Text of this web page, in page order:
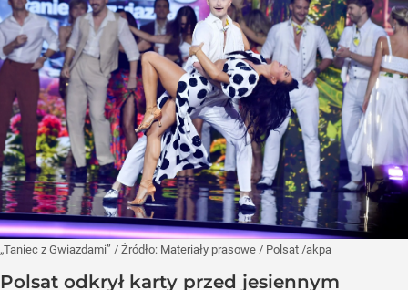
„Taniec z Gwiazdami” / Źródło: Materiały prasowe / Polsat /akpa
Polsat odkrył karty przed jesiennym